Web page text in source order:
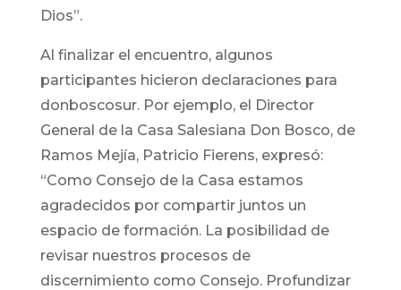
Dios”.
Al finalizar el encuentro, algunos
participantes hicieron declaraciones para
donboscosur. Por ejemplo, el Director
General de la Casa Salesiana Don Bosco, de
Ramos Mejía, Patricio Fierens, expresó:
“Como Consejo de la Casa estamos
agradecidos por compartir juntos un
espacio de formación. La posibilidad de
revisar nuestros procesos de
discernimiento como Consejo. Profundizar